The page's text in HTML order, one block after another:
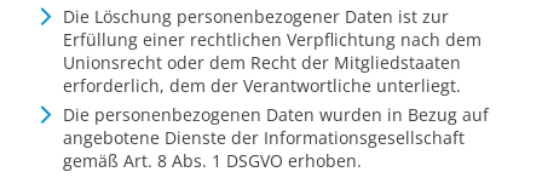
Die Löschung personenbezogener Daten ist zur
Erfüllung einer rechtlichen Verpflichtung nach dem
Unionsrecht oder dem Recht der Mitgliedstaaten
erforderlich, dem der Verantwortliche unterliegt.
Die personenbezogenen Daten wurden in Bezug auf
angebotene Dienste der Informationsgesellschaft
gemäß Art. 8 Abs. 1 DSGVO erhoben.